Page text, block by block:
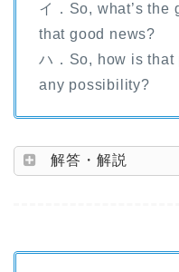
イ．So, what’s the
that good news?
ハ．So, how is
any possibility?
解答・解説